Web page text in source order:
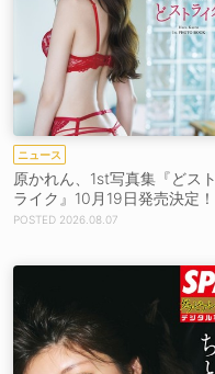
ニュース
原かれん、1st写真集『どスト
ライク』10月19日発売決定！
2026.08.07